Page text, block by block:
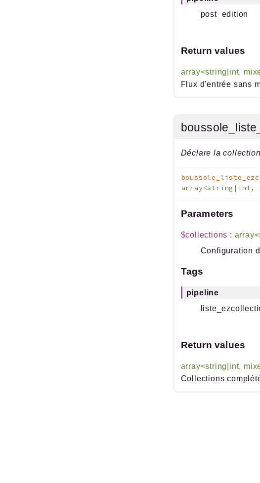
post_edition
Return values
array<string|int,
Flux d'entrée sans
Déclare la
array<string|int,
Parameters
$collections :
Configuration
Tags
pipeline
Return values
array<string|int,
Collections